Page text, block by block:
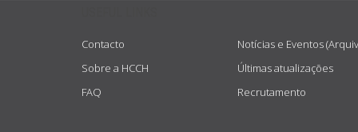
Contacto
Sobre a HCCH
FAQ
Notícias e Eventos
Últimas atualizações
Recrutamento